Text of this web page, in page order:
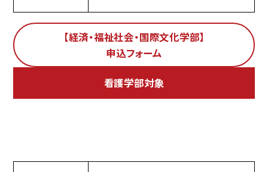
【経済・福祉社会・国際文化学部】
申込フォーム
看護学部対象